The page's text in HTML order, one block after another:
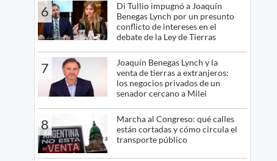
6
Di Tullio impugnó a Joaquín
Benegas Lynch por un presunto
conflicto de intereses en el
debate de la Ley de Tierras
7
Joaquín Benegas Lynch y la
venta de tierras a extranjeros:
los negocios privados de un
senador cercano a Milei
8
Marcha al Congreso: qué calles
están cortadas y cómo circula el
transporte público